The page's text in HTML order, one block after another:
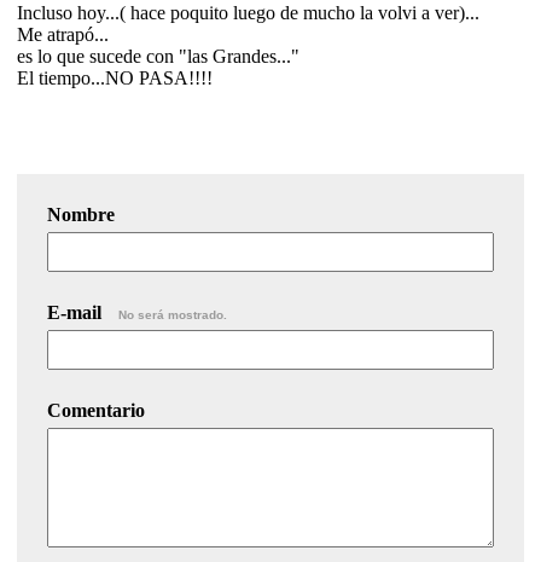
Incluso hoy...( hace poquito luego de mucho la volvi a ver)...
Me atrapó...
es lo que sucede con "las Grandes..."
El tiempo...NO PASA!!!!
Nombre
E-mail No será mostrado.
Comentario